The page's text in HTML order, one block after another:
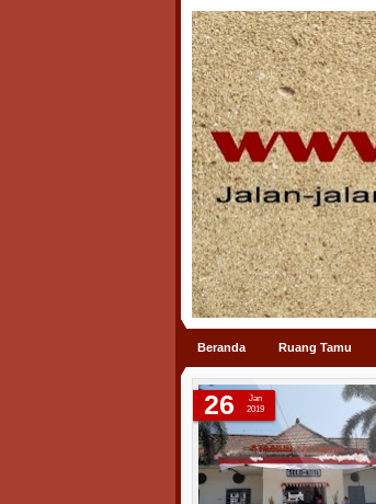
Beranda Ruang Tamu
26
Jan
2019